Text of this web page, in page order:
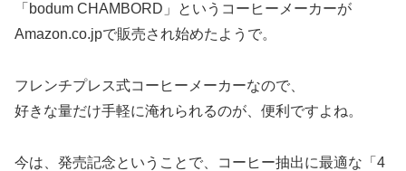
「bodum CHAMBORD」というコーヒーメーカーが
Amazon.co.jpで販売され始めたようで。
フレンチプレス式コーヒーメーカーなので、
好きな量だけ手軽に淹れられるのが、便利ですよね。
今は、発売記念ということで、コーヒー抽出に最適な「4